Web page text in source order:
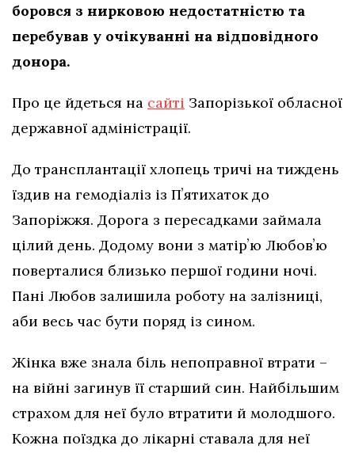
боровся з нирковою недостатністю та
перебував у очікуванні на відповідного
донора.
Про це йдеться на сайті Запорізької обласної
державної адміністрації.
До трансплантації хлопець тричі на тиждень
їздив на гемодіаліз із Пʼятихаток до
Запоріжжя. Дорога з пересадками займала
цілий день. Додому вони з матірʼю Любовʼю
поверталися близько першої години ночі.
Пані Любов залишила роботу на залізниці,
аби весь час бути поряд із сином.
Жінка вже знала біль непоправної втрати –
на війні загинув її старший син. Найбільшим
страхом для неї було втратити й молодшого.
Кожна поїздка до лікарні ставала для неї